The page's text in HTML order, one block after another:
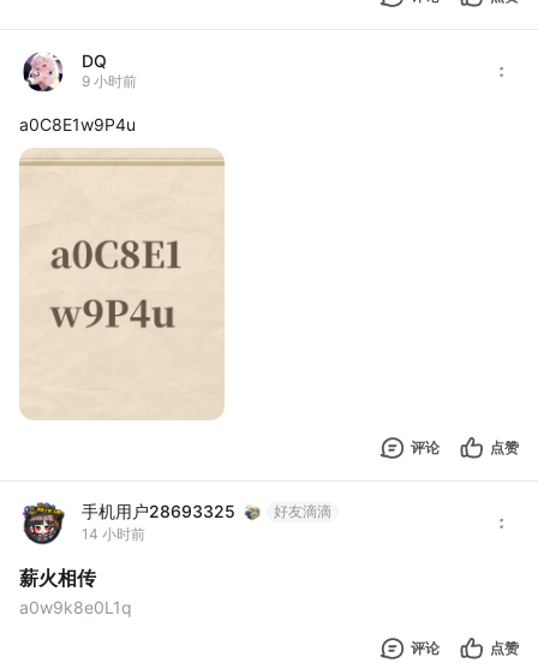
DQ
9 小时前
a0C8E1w9P4u
评论 点赞
手机用户28693325
好友滴滴
14 小时前
薪火相传
a0w9k8e0L1q
评论 点赞